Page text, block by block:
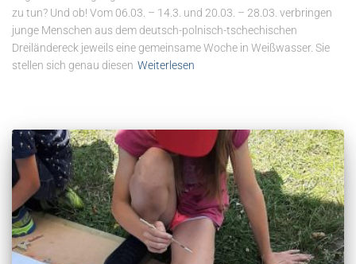
zu tun? Und ob! Vom 06.03. – 14.3. und 20.03. – 28.03. verbringen
junge Menschen aus dem deutsch-polnisch-tschechischen
Dreiländereck jeweils eine gemeinsame Woche in Weißwasser. Sie
stellen sich genau diesen Weiterlesen